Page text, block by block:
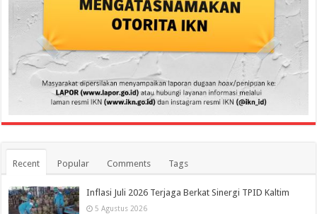
Recent Popular Comments Tags
Inflasi Juli 2026 Terjaga Berkat Sinergi TPID Kaltim
5 Agustus 2026